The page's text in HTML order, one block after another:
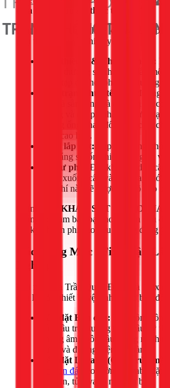
dựa trên khảo sát thực tế.
Một bảng giá cố định sẽ không công
phụ thuộc vào rất nhiều yếu tố:
Loại thiết bị & Thương hiệu:
thông thường sẽ khác với lắp một
phức tạp đòi hỏi phải đục tường
Hiện trạng thực tế:
Nếu đường
chờ đã sẵn sàng và đúng vị trí,
chóng và chi phí thấp. Ngược lại,
đường ống, thay đổi vị trí chờ, chi
tư sẽ cao hơn.
Vị trí lắp đặt: Lắp đặt trong
ánh sáng sẽ tốn nhiều thời gian
Vật tư phụ:
Đôi khi, các dây cấp
cũ đã xuống cấp và cần thay mới
Chi phí này sẽ được báo rõ cho bạn.
Chính sách
KHẢO SÁT & BÁO GIÁ
chúng tôi đảm bảo bạn hoàn toàn chủ
bất kỳ khoản phí nào nếu không đồng ý
Các Hạng Mục 1Fix Nhận
Nghiệp
Đội ngũ của Trần Quốc Đông và 1Fix
cầu lắp đặt thiết bị vệ sinh, từ cơ bản đến
Lắp đặt Bồn cầu: Bao gồm bồn
bồn cầu treo tường (yêu cầu kỹ
khung âm), bồn cầu thông minh
nước và đường điện an toàn).
Lắp đặt Lavabo (Chậu rửa mặt):
âm bàn đá treo tường, lavabo đặt
âm bàn, tủ lavabo nguyên bộ.